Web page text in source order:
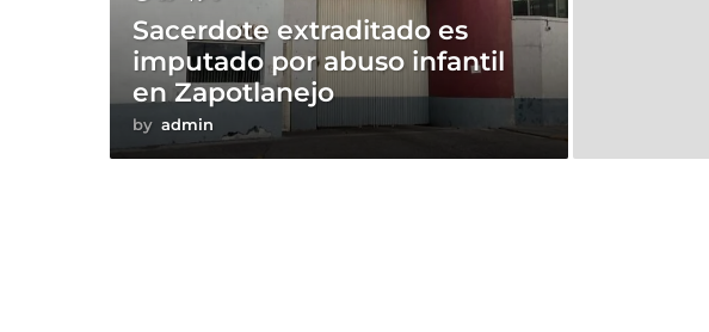
Sacerdote extraditado es
imputado por abuso infantil
en Zapotlanejo
by admin